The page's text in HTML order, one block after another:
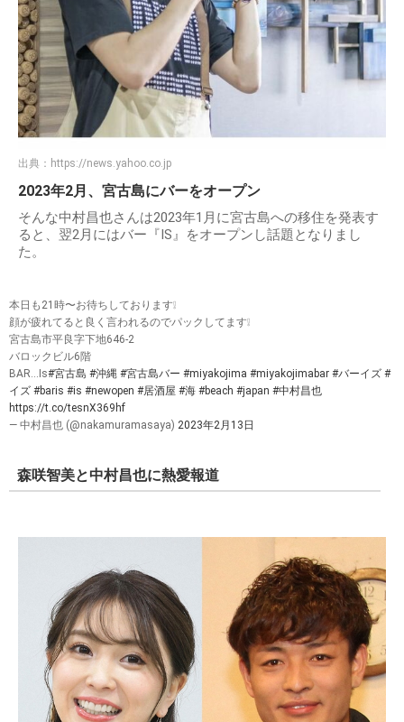
出典： https://news.yahoo.co.jp
2023年2月、宮古島にバーをオープン
そんな中村昌也さんは2023年1月に宮古島への移住を発表す
ると、翌2月にはバー『IS』をオープンし話題となりまし
た。
本日も21時〜お待ちしております❕
顔が疲れてると良く言われるのでパックしてます❕
宮古島市平良字下地646-2
バロックビル6階
BAR...Is#宮古島 #沖縄 #宮古島バー #miyakojima #miyakojimabar #バーイズ #
イズ #baris #is #newopen #居酒屋 #海 #beach #japan #中村昌也
https://t.co/tesnX369hf
— 中村昌也 (@nakamuramasaya) 2023年2月13日
森咲智美と中村昌也に熱愛報道